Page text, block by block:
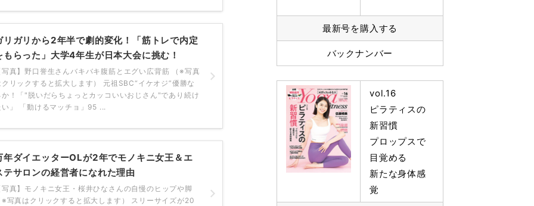
リガリから2年半で劇的変化！「筋トレで内定
もらった」大学4年生が日本大会に挑む！
写真】野口誉生さんバキバキ腹筋とエグい広背筋 （※写真
クリックすると拡大します） 元祖SBC“イケオジ”優勝な
か！「"脱いだらちょっとカッコいいおじさん"であり続け
い」 「動けるマッチョ」95 ...
年ダイエッターOLが2年でモノキニ女王＆エ
テサロンの経営者になれた理由
写真】モノキニ女王・桜井ひなさんの自慢のヒップや脚
※写真はクリックすると拡大します） スリーサイズが20
最新号を購入する
バックナンバー
vol.16
ピラティスの
新習慣
プロップスで
目覚める
新たな身体感
覚